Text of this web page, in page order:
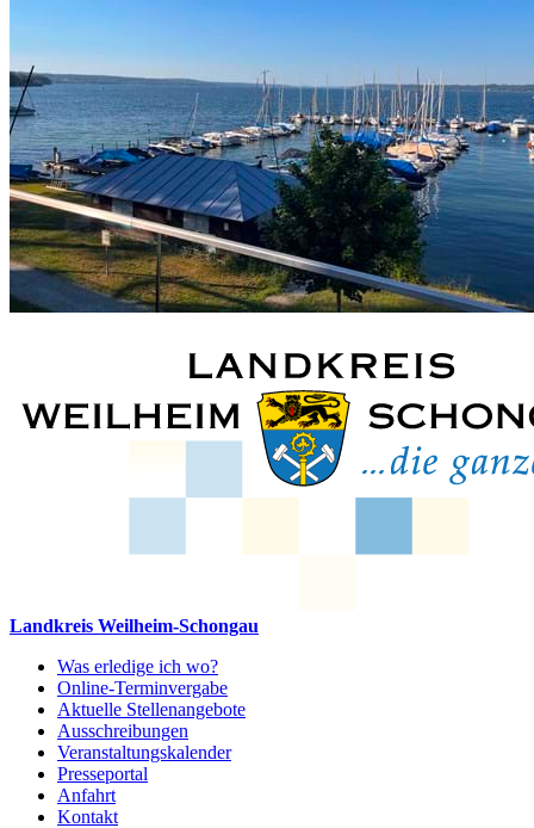
Landkreis Weilheim-Schongau
Was erledige ich wo?
Online-Terminvergabe
Aktuelle Stellenangebote
Ausschreibungen
Veranstaltungskalender
Presseportal
Anfahrt
Kontakt